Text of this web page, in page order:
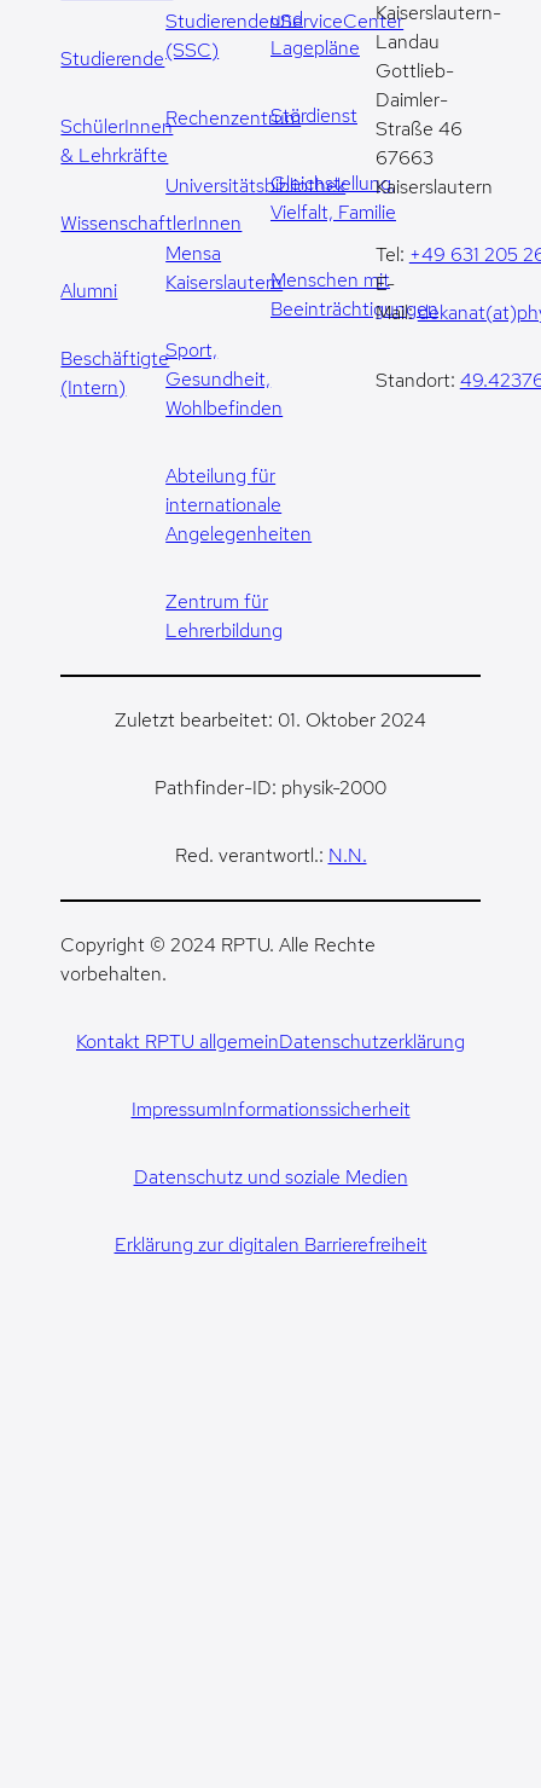
Studierende
SchülerInnen
& Lehrkräfte
WissenschaftlerInnen
Alumni
Beschäftigte
(Intern)
StudierendenServiceCenter
(SSC)
Rechenzentrum
Universitätsbibliothek
Mensa
Kaiserslautern
Sport,
Gesundheit,
Wohlbefinden
Abteilung für
internationale
Angelegenheiten
Zentrum für
Lehrerbildung
und
Lagepläne
Stördienst
Gleichstellung,
Vielfalt, Familie
Menschen mit
Beeinträchtigungen
Kaiserslautern-
Landau
Gottlieb-
Daimler-
Straße 46
67663
Kaiserslautern
Tel: +49 631 205
E-
Mail:
Standort:
Zuletzt bearbeitet: 01. Oktober 2024
Pathfinder-ID: physik-2000
Red. verantwortl.: N.N.
Copyright © 2024 RPTU. Alle Rechte
vorbehalten.
Kontakt RPTU allgemeinDatenschutzerklärung
ImpressumInformationssicherheit
Datenschutz und soziale Medien
Erklärung zur digitalen Barrierefreiheit